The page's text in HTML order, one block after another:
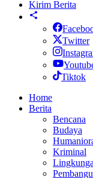
Kirim Berita
Twitter
Tiktok
Home
Berita
Bencana
Budaya
Kriminal